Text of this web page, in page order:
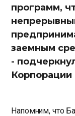
программ,
заемным
-
Напомним, что